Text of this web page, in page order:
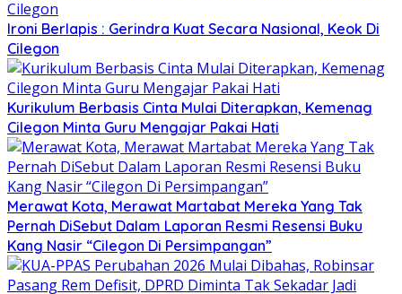
Ironi Berlapis : Gerindra Kuat Secara Nasional, Keok Di
Cilegon
Kurikulum Berbasis Cinta Mulai Diterapkan, Kemenag
Cilegon Minta Guru Mengajar Pakai Hati
Merawat Kota, Merawat Martabat Mereka Yang Tak
Pernah DiSebut Dalam Laporan Resmi Resensi Buku
Kang Nasir “Cilegon Di Persimpangan”